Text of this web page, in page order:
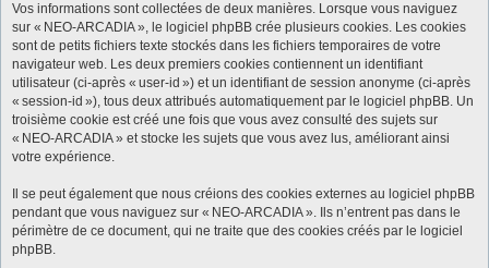
Vos informations sont collectées de deux manières. Lorsque vous naviguez
sur « NEO-ARCADIA », le logiciel phpBB crée plusieurs cookies. Les cookies
sont de petits fichiers texte stockés dans les fichiers temporaires de votre
navigateur web. Les deux premiers cookies contiennent un identifiant
utilisateur (ci-après « user-id ») et un identifiant de session anonyme (ci-après
« session-id »), tous deux attribués automatiquement par le logiciel phpBB. Un
troisième cookie est créé une fois que vous avez consulté des sujets sur
« NEO-ARCADIA » et stocke les sujets que vous avez lus, améliorant ainsi
votre expérience.
Il se peut également que nous créions des cookies externes au logiciel phpBB
pendant que vous naviguez sur « NEO-ARCADIA ». Ils n’entrent pas dans le
périmètre de ce document, qui ne traite que des cookies créés par le logiciel
phpBB.